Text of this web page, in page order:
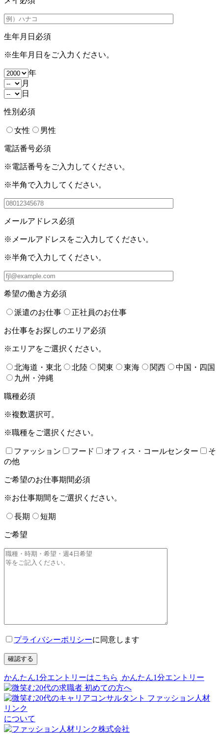
生年月日 必須
※生年月日をご入力ください。
年
月
日
性別 必須
女性 男性
電話番号必須
※電話番号をご入力してください。
※半角で入力してください。
メールアドレス必須
※メールアドレスをご入力してください。
※半角で入力してください。
希望の働き方必須
派遣のお仕事 正社員のお仕事
お仕事をお探しのエリア必須
※エリアをご選択ください。
北海道・東北 北陸 関東 東海 関西
中国・四国
九州・沖縄
職種必須
※複数選択可。
※職種をご選択ください。
ファッション フード オフィス・コールセンター
そ
の他
ご希望のお仕事期間必須
※お仕事期間をご選択ください。
長期 短期
ご希望
プライバシーポリシーに同意します
確認する
かんたん1分エントリーはこちら かんたん1分エントリー
初めての方へ
ファッション人材
リンク
について